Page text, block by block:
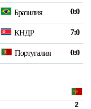
Бразилия 0:0
КНДР 7:0
Португалия 0:0
2